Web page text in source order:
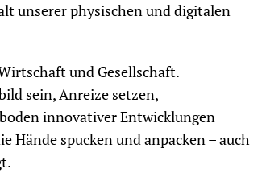
unserer physischen und digitalen
und Gesellschaft.
sein, Anreize setzen,
innovativer Entwicklungen
Hände spucken und anpacken – auch